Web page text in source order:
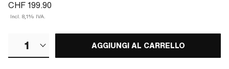
CHF 199.90
Incl. 8,1% IVA.
1 AGGIUNGI AL CARRELLO